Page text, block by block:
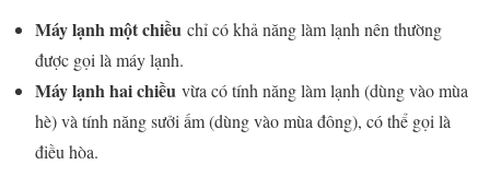
Máy lạnh một chiều chỉ có khả năng làm lạnh nên thường
được gọi là máy lạnh.
Máy lạnh hai chiều vừa có tính năng làm lạnh (dùng vào mùa
hè) và tính năng sưởi ấm (dùng vào mùa đông), có thể gọi là
điều hòa.